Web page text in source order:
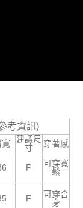
考資訊)
寬
建議尺
寸
穿著感
F
可穿寬
鬆
F
可穿合
身